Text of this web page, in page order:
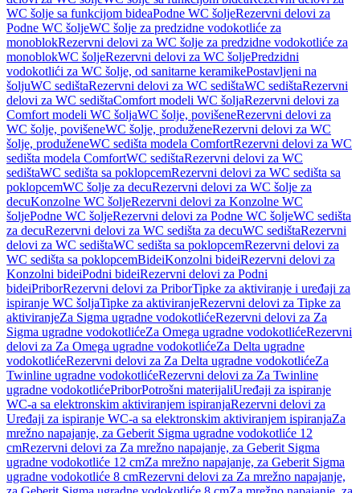
WC šolje sa funkcijom bideaPodne WC šoljeRezervni delovi za
Podne WC šoljeWC šolje za predzidne vodokotliće za
monoblokRezervni delovi za WC šolje za predzidne vodokotliće za
monoblokWC šoljeRezervni delovi za WC šoljePredzidni
vodokotlići za WC šolje, od sanitarne keramikePostavljeni na
šoljuWC sedištaRezervni delovi za WC sedištaWC sedištaRezervni
delovi za WC sedištaComfort modeli WC šoljaRezervni delovi za
Comfort modeli WC šoljaWC šolje, povišeneRezervni delovi za
WC šolje, povišeneWC šolje, produženeRezervni delovi za WC
šolje, produženeWC sedišta modela ComfortRezervni delovi za WC
sedišta modela ComfortWC sedištaRezervni delovi za WC
sedištaWC sedišta sa poklopcemRezervni delovi za WC sedišta sa
poklopcemWC šolje za decuRezervni delovi za WC šolje za
decuKonzolne WC šoljeRezervni delovi za Konzolne WC
šoljePodne WC šoljeRezervni delovi za Podne WC šoljeWC sedišta
za decuRezervni delovi za WC sedišta za decuWC sedištaRezervni
delovi za WC sedištaWC sedišta sa poklopcemRezervni delovi za
WC sedišta sa poklopcemBideiKonzolni bideiRezervni delovi za
Konzolni bideiPodni bideiRezervni delovi za Podni
bideiPriborRezervni delovi za PriborTipke za aktiviranje i uređaji za
ispiranje WC šoljaTipke za aktiviranjeRezervni delovi za Tipke za
aktiviranjeZa Sigma ugradne vodokotlićeRezervni delovi za Za
Sigma ugradne vodokotlićeZa Omega ugradne vodokotlićeRezervni
delovi za Za Omega ugradne vodokotlićeZa Delta ugradne
vodokotlićeRezervni delovi za Za Delta ugradne vodokotlićeZa
Twinline ugradne vodokotlićeRezervni delovi za Za Twinline
ugradne vodokotlićePriborPotrošni materijaliUređaji za ispiranje
WC-a sa elektronskim aktiviranjem ispiranjaRezervni delovi za
Uređaji za ispiranje WC-a sa elektronskim aktiviranjem ispiranjaZa
mrežno napajanje, za Geberit Sigma ugradne vodokotliće 12
cmRezervni delovi za Za mrežno napajanje, za Geberit Sigma
ugradne vodokotliće 12 cmZa mrežno napajanje, za Geberit Sigma
ugradne vodokotliće 8 cmRezervni delovi za Za mrežno napajanje,